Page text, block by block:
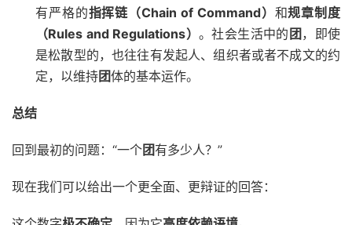
有严格的指挥链（Chain of Command） 和规章制度
（Rules and Regulations） 。社会生活中的 团 ，即使
是松散型的，也往往有发起人、组织者或者不成文的约
定，以维持团体的基本运作。
总结
回到最初的问题：“一个团有多少人？”
现在我们可以给出一个更全面、更辩证的回答：